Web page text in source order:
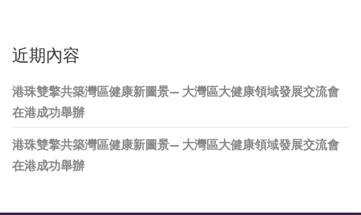
近期內容
港珠雙擎共築灣區健康新圖景— 大灣區大健康領域發展交流會
在港成功舉辦
港珠雙擎共築灣區健康新圖景— 大灣區大健康領域發展交流會
在港成功舉辦